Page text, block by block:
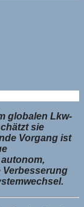
globalen Lkw-
sie
Vorgang ist
Verbesserung